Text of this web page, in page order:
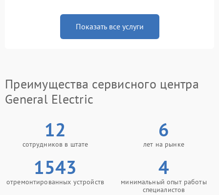
Показать все услуги
Преимущества сервисного центра
General Electric
12
сотрудников в штате
6
лет на рынке
1543
отремонтированных устройств
4
минимальный опыт работы
специалистов